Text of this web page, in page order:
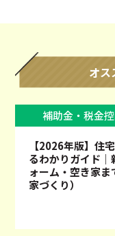
オス
補助金・税金
【2026年版】住
るわかりガイド｜
ォーム・空き家ま
家づくり）